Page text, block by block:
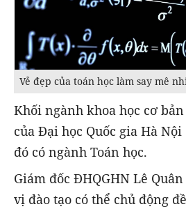
Vẻ đẹp của toán học làm say mê
Khối ngành khoa học cơ
của Đại học Quốc gia Hà
đó có ngành Toán học.
Giám đốc ĐHQGHN Lê
vị đào tạo có thể chủ động